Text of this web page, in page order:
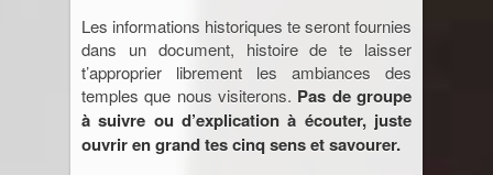
Les informations historiques te seront fournies
dans un document, histoire de te laisser
t’approprier librement les ambiances des
temples que nous visiterons. Pas de groupe
à suivre ou d’explication à écouter, juste
ouvrir en grand tes cinq sens et savourer.